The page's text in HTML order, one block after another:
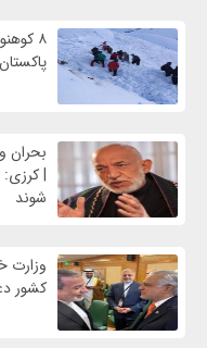
۸
بحران
| کرزی:
شوند
وزارت
کشور